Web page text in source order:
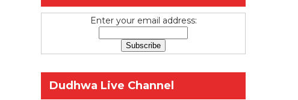
Enter your email address:
Dudhwa Live Channel